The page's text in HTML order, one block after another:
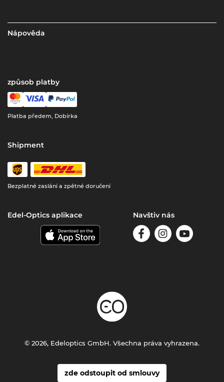
Nápověda
způsob platby
Platba předem, Dobírka
Shipment
Bezplatné zaslání a zpětné doručení
Edel-Optics aplikace Navštiv nás
zde odstoupit od smlouvy
© 2026, Edeloptics GmbH. Všechna práva vyhrazena.